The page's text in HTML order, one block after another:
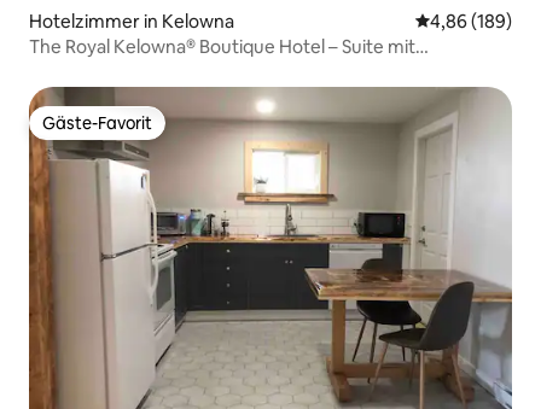
Hotelzimmer in Kelowna
4,86 (189)
The Royal Kelowna® Boutique Hotel – Suite mit
Gäste-Favorit
Gäste-Favorit